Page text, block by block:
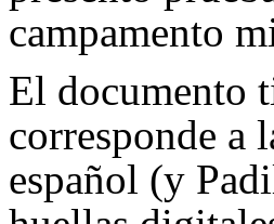
campamento
El documento
corresponde a
español (y